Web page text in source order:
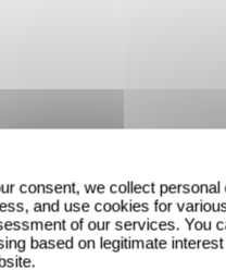
consent, we collect
and use cookies for
of our services. You
based on legitimate